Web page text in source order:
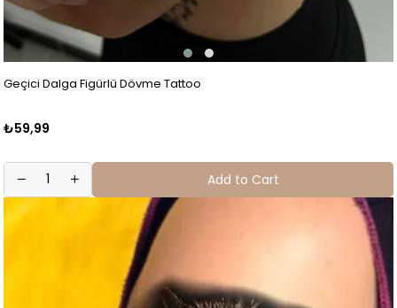
Geçici Dalga Figürlü Dövme Tattoo
₺59,99
Add to Cart